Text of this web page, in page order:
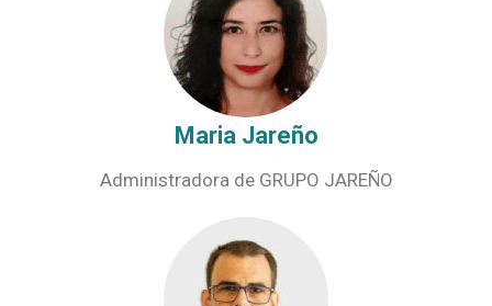
Maria Jareño
Administradora de GRUPO JAREÑO